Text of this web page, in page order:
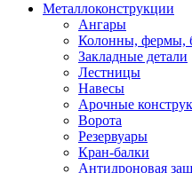
Металлоконструкции
Ангары
Колонны, фермы,
Закладные детали
Лестницы
Навесы
Арочные
Ворота
Резервуары
Кран-балки
Антидроновая